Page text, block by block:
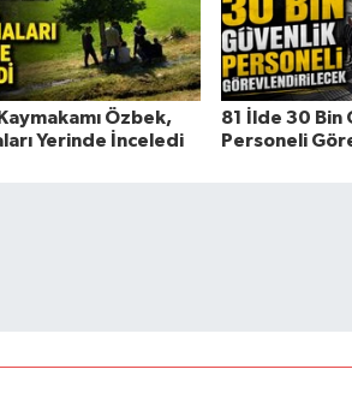
Özbek,
Yerinde İnceledi
81 İlde 30 Bin
Personeli